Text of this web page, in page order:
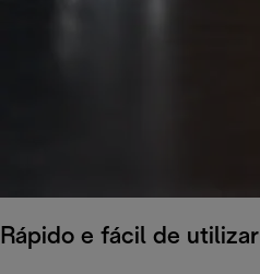
Rápido e fácil de utilizar